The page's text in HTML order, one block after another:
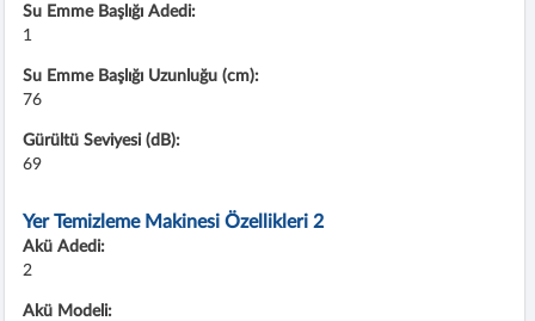
Su Emme Başlığı Adedi:
1
Su Emme Başlığı Uzunluğu (cm):
76
Gürültü Seviyesi (dB):
69
Yer Temizleme Makinesi Özellikleri 2
Akü Adedi:
2
Akü Modeli: